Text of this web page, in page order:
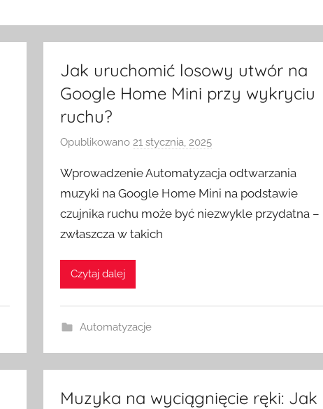
Jak uruchomić losowy utwór na
Google Home Mini przy wykryciu
ruchu?
Opublikowano21 stycznia, 2025
z
e
z
h
Wprowadzenie Automatyzacja odtwarzania
muzyki na Google Home Mini na podstawie
czujnika ruchu może być niezwykle przydatna –
zwłaszcza w takich
Czytaj dalej
Automatyzacje
Muzyka na wyciągnięcie ręki: Jak